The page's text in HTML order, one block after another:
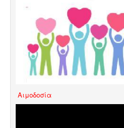
Aιμοδοσία